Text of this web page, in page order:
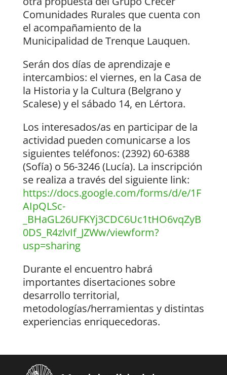
Comunidades Rurales que cuenta con
el acompañamiento de la
Municipalidad de Trenque Lauquen.
Serán dos días de aprendizaje e
intercambios: el viernes, en la Casa de
la Historia y la Cultura (Belgrano y
Scalese) y el sábado 14, en Lértora.
Los interesados/as en participar de la
actividad pueden comunicarse a los
siguientes teléfonos: (2392) 60-6388
(Sofía) o 56-3246 (Lucía). La inscripción
se realiza a través del siguiente link:
https://docs.google.com/forms/d/e/1F
AIpQLSc-
_BHaGL26UFKYj3CDC6Uc1tHO6vqZyB
0DS_R4zlvIf_JZWw/viewform?
usp=sharing
Durante el encuentro habrá
importantes disertaciones sobre
desarrollo territorial,
metodologías/herramientas y distintas
experiencias enriquecedoras.